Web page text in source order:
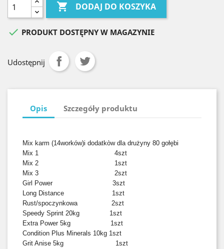
 DODAJ DO KOSZYKA
 PRODUKT DOSTĘPNY W MAGAZYNIE
Udostępnij
Opis Szczegóły produktu
Mix karm (14worków)i dodatkòw dla drużyny 80 gołębi
Mix 1 4szt
Mix 2 1szt
Mix 3 2szt
Girl Power 3szt
Long Distance 1szt
Rust/spoczynkowa 2szt
Speedy Sprint 20kg 1szt
Extra Power 5kg 1szt
Condition Plus Minerals 10kg 1szt
Grit Anise 5kg 1szt